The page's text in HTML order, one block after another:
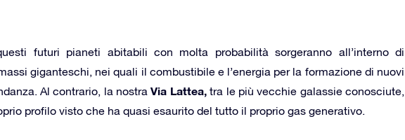
futuri pianeti abitabili con molta probabilità sorgeranno all’interno di
giganteschi, nei quali il combustibile e l’energia per la formazione di nuovi
Al contrario, la nostraVia Lattea,tra le più vecchie galassie conosciute,
profilo visto che ha quasi esaurito del tutto il proprio gas generativo.